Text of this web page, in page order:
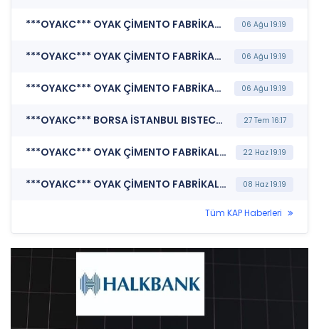
***OYAKC*** OYAK ÇİMENTO FABRİKALARI A.Ş. (Sorumluluk Beyanı (Konsolide)) 06 Ağu 19:19
***OYAKC*** OYAK ÇİMENTO FABRİKALARI A.Ş. (Faaliyet Raporu (Konsolide)) 06 Ağu 19:19
***OYAKC*** OYAK ÇİMENTO FABRİKALARI A.Ş. (Finansal Rapor) 06 Ağu 19:19
***OYAKC*** BORSA İSTANBUL BISTECH DEVRE KESİCİ UYGULAMASI (Pay Bazında Devre Kesici Bildirimi) 27 Tem 16:17
***OYAKC*** OYAK ÇİMENTO FABRİKALARI A.Ş. (Entegre Rapor) 22 Haz 19:19
***OYAKC*** OYAK ÇİMENTO FABRİKALARI A.Ş. (Özel Durum Açıklaması (Genel)) 08 Haz 19:19
Tüm KAP Haberleri